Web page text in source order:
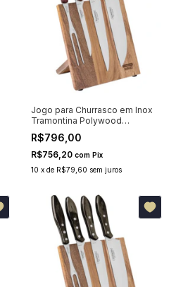
Jogo para Churrasco em Inox
Tramontina Polywood
Vermelho 5 Peças
R$796,00
R$756,20 com Pix
10 x de R$79,60 sem juros